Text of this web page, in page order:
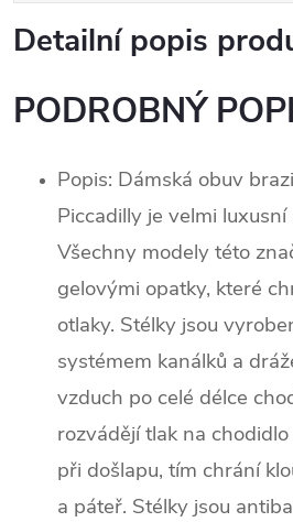
Detailní popis
PODROBNÝ
Popis: Dámská obuv
Piccadilly je velmi
Všechny modely této
gelovými opatky, které
otlaky. Stélky jsou
systémem kanálků a
vzduch po celé délce
rozvádějí tlak na
při došlapu, tím chrání
a páteř. Stélky jsou